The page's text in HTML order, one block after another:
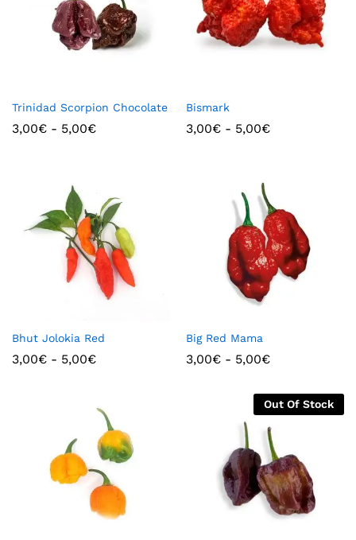
Trinidad Scorpion Chocolate
3,00€ - 5,00€
Bismark
3,00€ - 5,00€
Bhut Jolokia Red
3,00€ - 5,00€
Big Red Mama
3,00€ - 5,00€
Out Of Stock